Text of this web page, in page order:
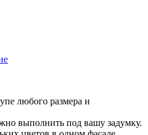
любого размера и
выполнить под вашу задумку.